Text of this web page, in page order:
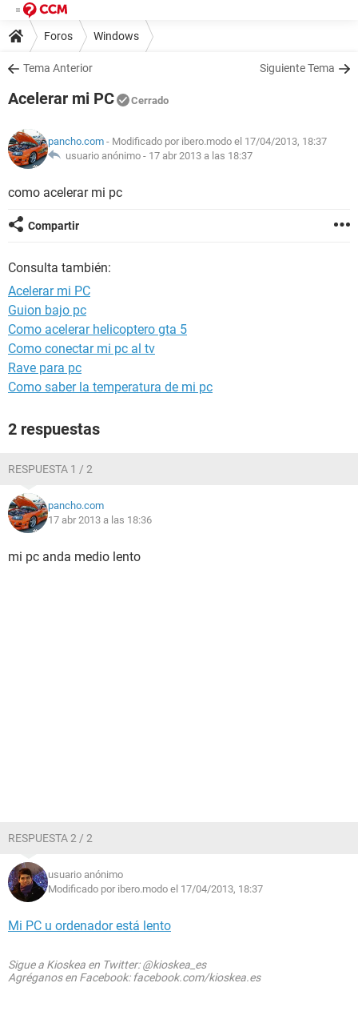
Foros Windows
Tema Anterior Siguiente Tema
Acelerar mi PC Cerrado
pancho.com - Modificado por ibero.modo el 17/04/2013, 18:37
usuario anónimo - 17 abr 2013 a las 18:37
como acelerar mi pc
Compartir
Consulta también:
Acelerar mi PC
Guion bajo pc
Como acelerar helicoptero gta 5
Como conectar mi pc al tv
Rave para pc
Como saber la temperatura de mi pc
2 respuestas
RESPUESTA 1 / 2
pancho.com
17 abr 2013 a las 18:36
mi pc anda medio lento
RESPUESTA 2 / 2
usuario anónimo
Modificado por ibero.modo el 17/04/2013, 18:37
Mi PC u ordenador está lento
Sigue a Kioskea en Twitter: @kioskea_es
Agréganos en Facebook: facebook.com/kioskea.es